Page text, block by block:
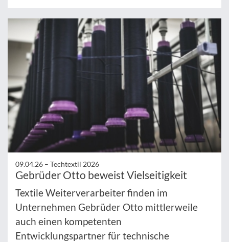
09.04.26 – Techtextil 2026
Gebrüder Otto beweist Vielseitigkeit
Textile Weiterverarbeiter finden im
Unternehmen Gebrüder Otto mittlerweile
auch einen kompetenten
Entwicklungspartner für technische